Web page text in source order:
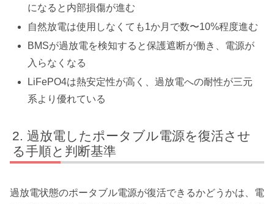
になると内部損傷が進む
自然放電は使用しなくても1か月で数〜10%程度進む
BMSが過放電を検知すると保護遮断が働き、電源が
入らなくなる
LiFePO4は熱安定性が高く、過放電への耐性が三元
系より優れている
過放電したポータブル電源を復活させ
る手順と判断基準
過放電状態のポータブル電源が復活できるかどうかは、電